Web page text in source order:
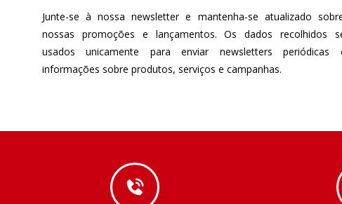
Junte-se à nossa newsletter e mantenha-se atualizado
nossas promoções e lançamentos. Os dados recolhidos
usados unicamente para enviar newsletters periódicas
informações sobre produtos, serviços e campanhas.